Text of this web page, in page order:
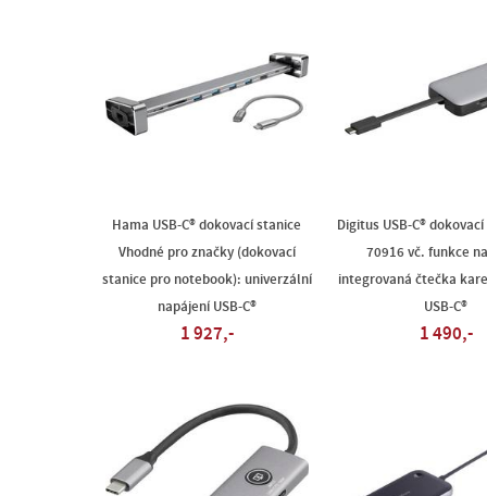
Hama USB-C® dokovací stanice
Vhodné pro značky (dokovací
stanice pro notebook): univerzální
napájení USB-C®
1 927,-
Digitus USB-C®
70916 vč. funkce
integrovaná čtečka
USB-C®
1 490,-